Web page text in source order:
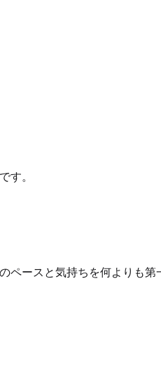
す。
ースと気持ちを何よりも